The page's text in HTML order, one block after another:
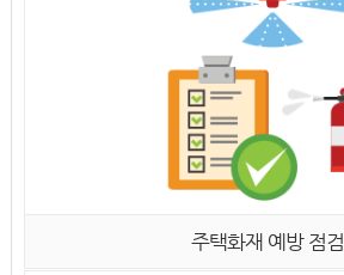
주택화재 예방 점검